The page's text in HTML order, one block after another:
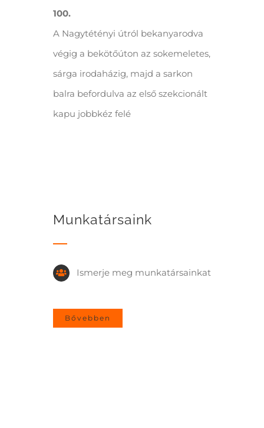
100.
A Nagytétényi útról bekanyarodva
végig a bekötőúton az sokemeletes,
sárga irodaházig, majd a sarkon
balra befordulva az első szekcionált
kapu jobbkéz felé
Munkatársaink
Ismerje meg munkatársainkat
Bővebben